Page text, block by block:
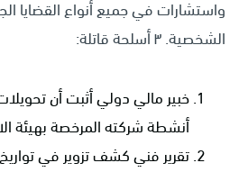
واستشارات في جميع أنواع القضايا
الشخصية. ٣ أسلحة قاتلة:
خبير مالي دولي أثبت أن
أنشطة شركته المرخصة بهيئة
تقرير فني كشف تزوير في تواريخ